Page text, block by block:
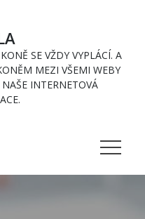
SE VŽDY VYPLÁCÍ. A
MEZI VŠEMI WEBY
INTERNETOVÁ